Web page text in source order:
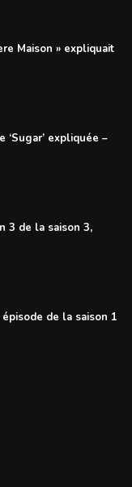
Maison » expliquait
‘Sugar’ expliquée –
3 de la saison 3,
de la saison 1